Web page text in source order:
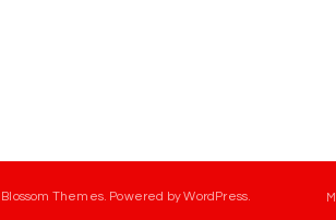
Blossom Themes Powered byWordPress